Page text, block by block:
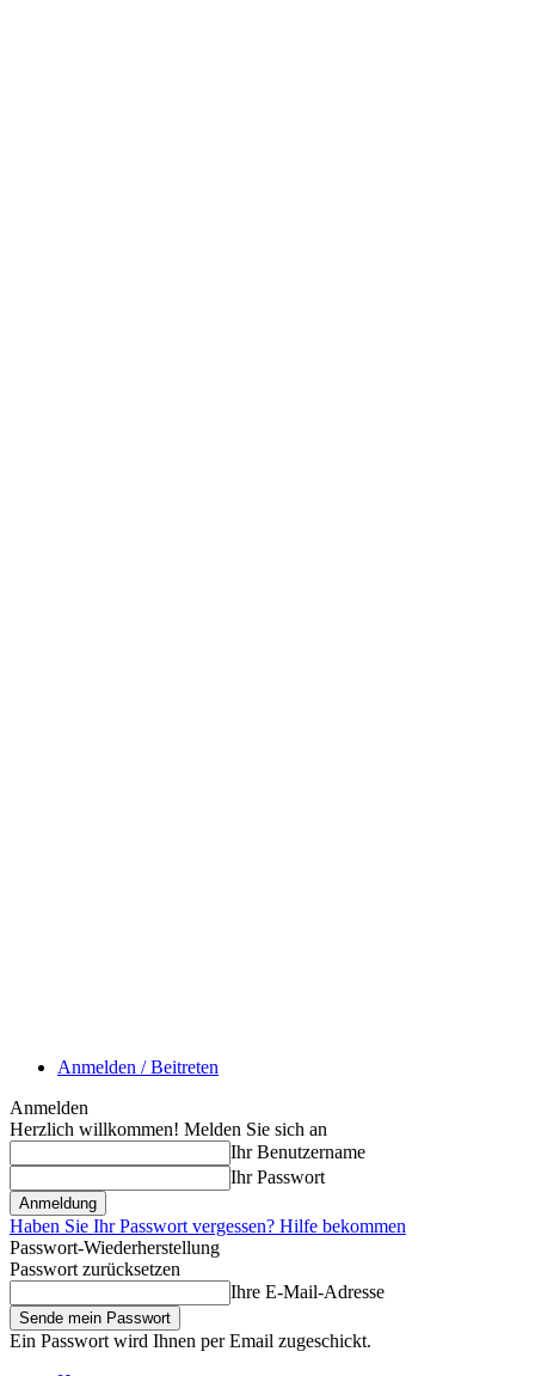
Anmelden / Beitreten
Anmelden
Herzlich willkommen! Melden Sie sich an
Ihr Benutzername
Ihr Passwort
Haben Sie Ihr Passwort vergessen? Hilfe bekommen
Passwort-Wiederherstellung
Passwort zurücksetzen
Ihre E-Mail-Adresse
Ein Passwort wird Ihnen per Email zugeschickt.